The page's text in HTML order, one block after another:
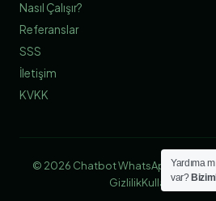
Nasıl Çalışır?
Referanslar
SSS
İletişim
KVKK
© 2026 Chatbot WhatsApp |
GizlilikKullanım
Yardıma
var?